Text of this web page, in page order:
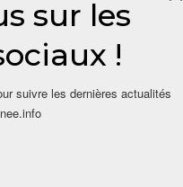
sur les
!
suivre les dernières actualités